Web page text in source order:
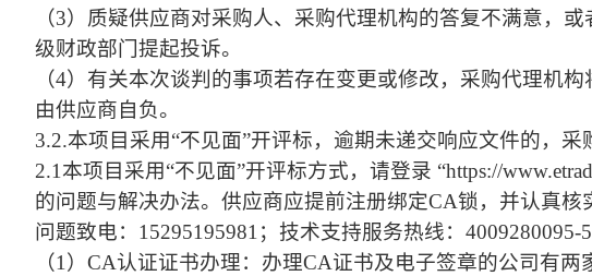
（3）质疑供应商对采购人、采购代理机构的答复不满意，
级财政部门提起投诉。
（4）有关本次谈判的事项若存在变更或修改，采购代理机
由供应商自负。
3.2.本项目采用“不见面”开评标，逾期未递交响应文件的，采
2.1本项目采用“不见面”开评标方式，请登录 “https://
的问题与解决办法。供应商应提前注册绑定CA锁，并认真
问题致电：15295195981；技术支持服务热线：4009280095-5
（1）CA认证证书办理：办理CA证书及电子签章的公司有